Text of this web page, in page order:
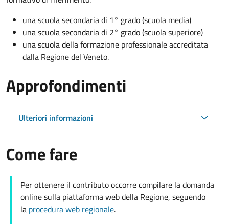
una scuola secondaria di 1° grado (scuola media)
una scuola secondaria di 2° grado (scuola superiore)
una scuola della formazione professionale accreditata
dalla Regione del Veneto.
Approfondimenti
Ulteriori informazioni
Come fare
Per ottenere il contributo occorre compilare la domanda
online sulla piattaforma web della Regione, seguendo
la procedura web regionale.